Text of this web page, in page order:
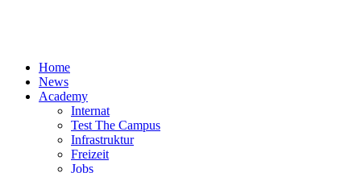
Home
News
Academy
Internat
Test The Campus
Infrastruktur
Freizeit
Jobs